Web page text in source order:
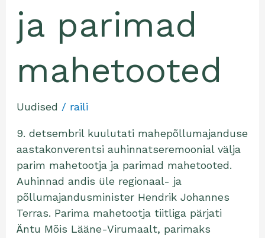
ja parimad
mahetooted
Uudised / raili
9. detsembril kuulutati mahepõllumajanduse
aastakonverentsi auhinnatseremoonial välja
parim mahetootja ja parimad mahetooted.
Auhinnad andis üle regionaal- ja
põllumajandusminister Hendrik Johannes
Terras. Parima mahetootja tiitliga pärjati
Äntu Mõis Lääne-Virumaalt, parimaks